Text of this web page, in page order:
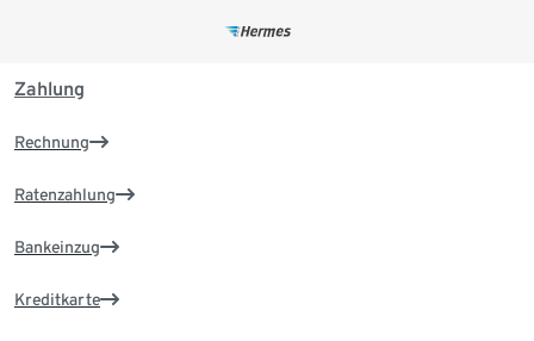
Zahlung
Rechnung
Ratenzahlung
Bankeinzug
Kreditkarte